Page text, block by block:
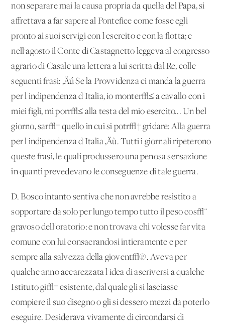
non separare mai la causa propria da quella del Papa, si
affrettava a far sapere al Pontefice come fosse egli
pronto ai suoi servigi con l'esercito e con la flotta; e
nell'agosto il Conte di Castagnetto leggeva al congresso
agrario di Casale una lettera a lui scritta dal Re, colle
seguenti frasi: ‚Äú Se la Provvidenza ci manda la guerra
per l'indipendenza d'Italia, io monter√≤ a cavallo con i
miei figli, mi porr√≤ alla testa del mio esercito... Un bel
giorno, sar√† quello in cui si potr√† gridare: Alla guerra
per l'indipendenza d'Italia ‚Äù. Tutti i giornali ripeterono
queste frasi, le quali produssero una penosa sensazione
in quanti prevedevano le conseguenze di tale guerra.
D. Bosco intanto sentiva che non avrebbe resistito a
sopportare da solo per lungo tempo tutto il peso cos√¨
gravoso dell'oratorio: e non trovava chi volesse far vita
comune con lui consacrandosi intieramente e per
sempre alla salvezza della giovent√π. Aveva per
qualche anno accarezzata l'idea di ascriversi a qualche
Istituto gi√† esistente, dal quale gli si lasciasse
compiere il suo disegno o gli si dessero mezzi da poterlo
eseguire. Desiderava vivamente di circondarsi di